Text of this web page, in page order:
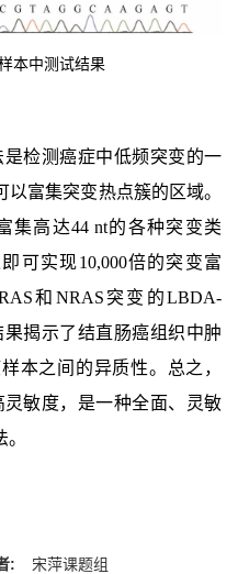
本中测试结果
检测癌症中低频突变的一
富集突变热点簇的区域。
集高达44 nt的各种突变类
可实现10,000倍的突变富
和NRAS突变的LBDA-
揭示了结直肠癌组织中肿
本之间的异质性。总之，
敏度，是一种全面、灵敏
:
宋萍课题组